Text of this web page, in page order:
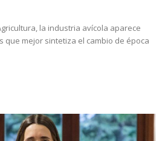
la industria avícola aparece
que mejor sintetiza el cambio de época